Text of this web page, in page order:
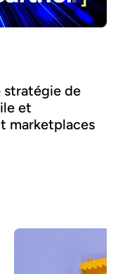
stratégie de
et
marketplaces